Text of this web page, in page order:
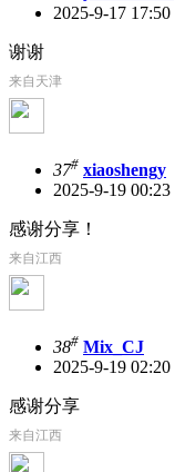
2025-9-17 17:50
谢谢
来自天津
37# xiaoshengy
2025-9-19 00:23
感谢分享！
来自江西
38# Mix_CJ
2025-9-19 02:20
感谢分享
来自江西